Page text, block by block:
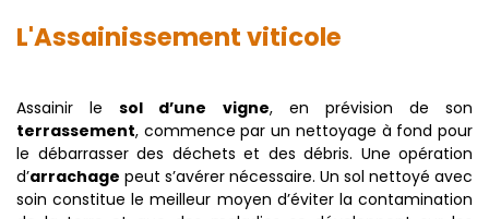
L'Assainissement viticole
Assainir lesol d’une vigne, en prévision de son
terrassement, commence par un nettoyage à fond pour
le débarrasser des déchets et des débris. Une opération
d’arrachage peut s’avérer nécessaire. Un sol nettoyé avec
soin constitue le meilleur moyen d’éviter la contamination